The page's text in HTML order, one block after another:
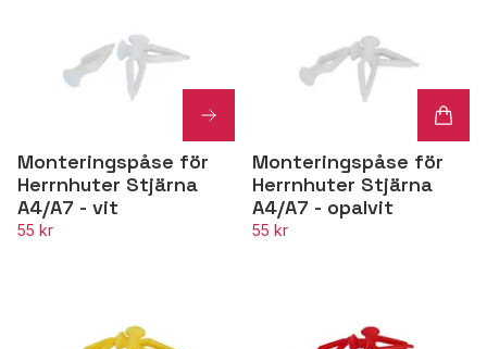
Monteringspåse för
Herrnhuter Stjärna
A4/A7 - vit
55 kr
Monteringspåse för
Herrnhuter Stjärna
A4/A7 - opalvit
55 kr